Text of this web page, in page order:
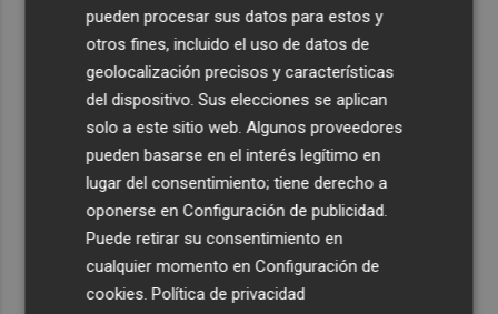
pueden procesar sus datos para estos y
otros fines, incluido el uso de datos de
geolocalización precisos y características
del dispositivo. Sus elecciones se aplican
solo a este sitio web. Algunos proveedores
pueden basarse en el interés legítimo en
lugar del consentimiento; tiene derecho a
oponerse enConfiguración de publicidad
Puede retirar su consentimiento en
cualquier momento enConfiguración de
cookies .Política de privacidad